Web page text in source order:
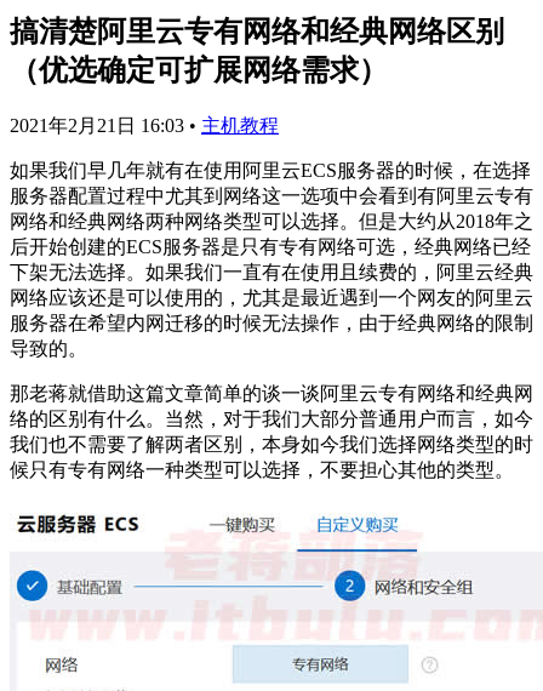
搞清楚阿里云专有网络和经典网络区别
（优选确定可扩展网络需求）
2021年2月21日 16:03 • 主机教程
如果我们早几年就有在使用阿里云ECS服务器的时候，在选择
服务器配置过程中尤其到网络这一选项中会看到有阿里云专有
网络和经典网络两种网络类型可以选择。但是大约从2018年之
后开始创建的ECS服务器是只有专有网络可选，经典网络已经
下架无法选择。如果我们一直有在使用且续费的，阿里云经典
网络应该还是可以使用的，尤其是最近遇到一个网友的阿里云
服务器在希望内网迁移的时候无法操作，由于经典网络的限制
导致的。
那老蒋就借助这篇文章简单的谈一谈阿里云专有网络和经典网
络的区别有什么。当然，对于我们大部分普通用户而言，如今
我们也不需要了解两者区别，本身如今我们选择网络类型的时
候只有专有网络一种类型可以选择，不要担心其他的类型。